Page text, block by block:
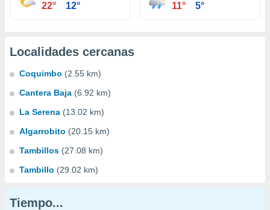
22° 12° 11° 5°
Localidades cercanas
Coquimbo (2.55 km)
Cantera Baja (6.92 km)
La Serena (13.02 km)
Algarrobito (20.15 km)
Tambillos (27.08 km)
Tambillo (29.02 km)
Tiempo...